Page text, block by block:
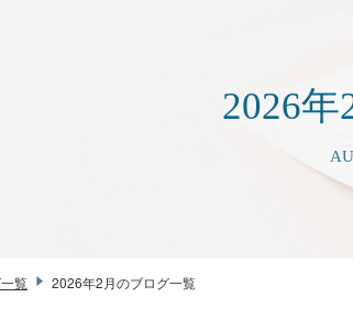
2026
覧 2026年2月のブログ一覧